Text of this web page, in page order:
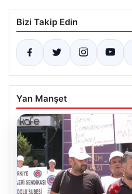
Bizi Takip Edin
Yan Manşet